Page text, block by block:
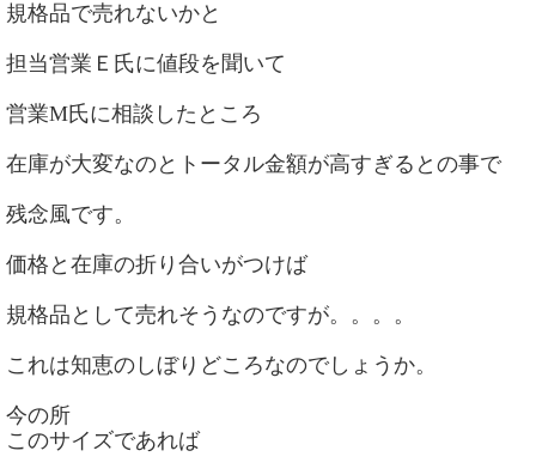
規格品で売れないかと
担当営業Ｅ氏に値段を聞いて
営業M氏に相談したところ
在庫が大変なのとトータル金額が高すぎるとの事で
残念風です。
価格と在庫の折り合いがつけば
規格品として売れそうなのですが。。。。
これは知恵のしぼりどころなのでしょうか。
今の所
このサイズであれば